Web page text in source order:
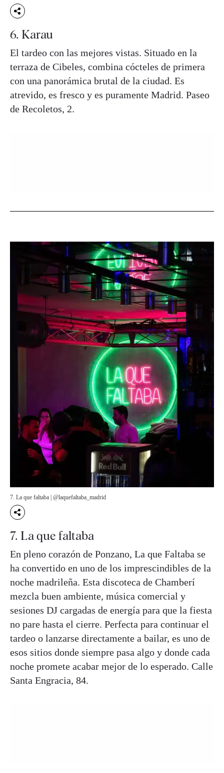
6. Karau
El tardeo con las mejores vistas. Situado en la
terraza de Cibeles, combina cócteles de primera
con una panorámica brutal de la ciudad. Es
atrevido, es fresco y es puramente Madrid. Paseo
de Recoletos, 2.
7. La que faltaba | @laquefaltaba_madrid
7. La que faltaba
En pleno corazón de Ponzano, La que Faltaba se
ha convertido en uno de los imprescindibles de la
noche madrileña. Esta discoteca de Chamberí
mezcla buen ambiente, música comercial y
sesiones DJ cargadas de energía para que la fiesta
no pare hasta el cierre. Perfecta para continuar el
tardeo o lanzarse directamente a bailar, es uno de
esos sitios donde siempre pasa algo y donde cada
noche promete acabar mejor de lo esperado. Calle
Santa Engracia, 84.